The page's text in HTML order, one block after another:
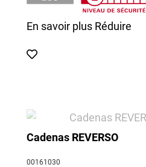
En savoir plus Réduire
Cadenas REVERSO
00161030